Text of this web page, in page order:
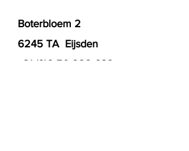
Boterbloem 2
6245 TA Eijsden
+31 (0)6 50 222 632